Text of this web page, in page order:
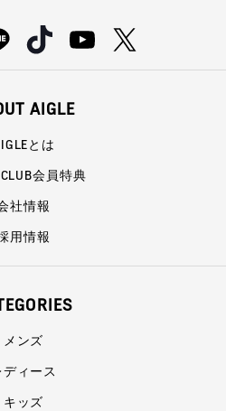
AIGLE
とは
会員特典
社情報
用情報
メンズ
ディース
キッズ